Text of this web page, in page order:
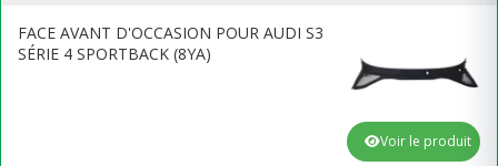
FACE AVANT D'OCCASION POUR AUDI S3
SÉRIE 4 SPORTBACK (8YA)
Voir le produit